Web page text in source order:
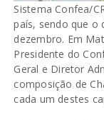
Sistema Confea/
país, sendo que o
dezembro. Em
Presidente do
Geral e Diretor
composição de
cada um destes